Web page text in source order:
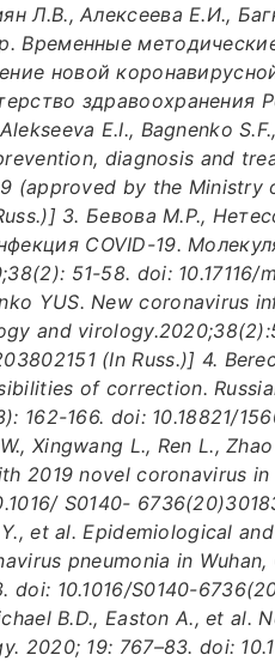
Л.В., Алексеева Е.И.,
Временные
новой
здравоохранения
E.I., Bagnenko
diagnosis and
(approved by the Ministry
3. Бевова М.Р.,
COVID-19.
51-58. doi: 10.17116/
YUS. New coronavirus
and
(In Russ.)] 4.
of correction.
162-166. doi: 10.18821/
Xingwang L., Ren L.,
2019 novel coronavirus in
S0140-
Y., et al. Epidemiological
pneumonia in
doi: 10.1016/S0140-
B.D., Easton A., et al.
2020; 19: 767–83. doi: